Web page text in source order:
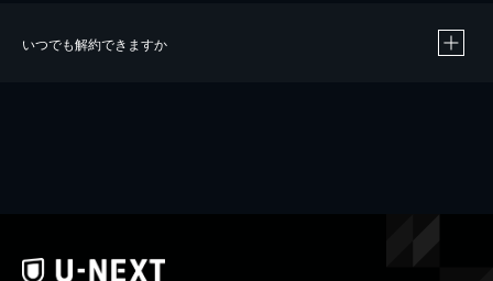
いつでも解約できますか